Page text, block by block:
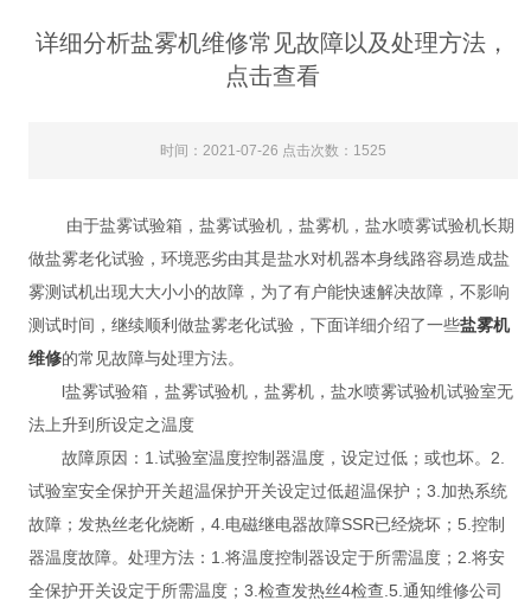
详细分析盐雾机维修常见故障以及处理方法，
点击查看
时间：2021-07-26 点击次数：1525
由于盐雾试验箱，盐雾试验机，盐雾机，盐水喷雾试验机长期
做盐雾老化试验，环境恶劣由其是盐水对机器本身线路容易造成盐
雾测试机出现大大小小的故障，为了有户能快速解决故障，不影响
测试时间，继续顺利做盐雾老化试验，下面详细介绍了一些盐雾机
维修的常见故障与处理方法。
l盐雾试验箱，盐雾试验机，盐雾机，盐水喷雾试验机试验室无
法上升到所设定之温度
故障原因：1.试验室温度控制器温度，设定过低；或也坏。2.
试验室安全保护开关超温保护开关设定过低超温保护；3.加热系统
故障；发热丝老化烧断，4.电磁继电器故障SSR已经烧坏；5.控制
器温度故障。处理方法：1.将温度控制器设定于所需温度；2.将安
全保护开关设定于所需温度；3.检查发热丝4检查.5.通知维修公司